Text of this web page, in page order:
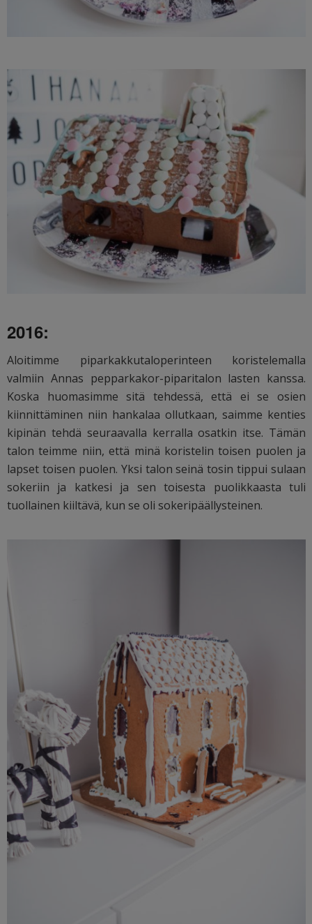
2016:
Aloitimme piparkakkutaloperinteen koristelemalla
valmiin Annas pepparkakor-piparitalon lasten kanssa.
Koska huomasimme sitä tehdessä, että ei se osien
kiinnittäminen niin hankalaa ollutkaan, saimme kenties
kipinän tehdä seuraavalla kerralla osatkin itse. Tämän
talon teimme niin, että minä koristelin toisen puolen ja
lapset toisen puolen. Yksi talon seinä tosin tippui sulaan
sokeriin ja katkesi ja sen toisesta puolikkaasta tuli
tuollainen kiiltävä, kun se oli sokeripäällysteinen.